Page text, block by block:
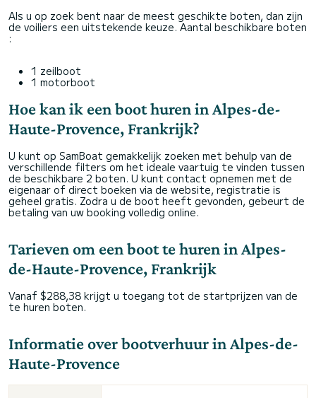
Als u op zoek bent naar de meest geschikte boten, dan zijn
de voiliers een uitstekende keuze. Aantal beschikbare boten
:
1 zeilboot
1 motorboot
Hoe kan ik een boot huren in Alpes-de-
Haute-Provence, Frankrijk?
U kunt op SamBoat gemakkelijk zoeken met behulp van de
verschillende filters om het ideale vaartuig te vinden tussen
de beschikbare 2 boten. U kunt contact opnemen met de
eigenaar of direct boeken via de website, registratie is
geheel gratis. Zodra u de boot heeft gevonden, gebeurt de
betaling van uw booking volledig online.
Tarieven om een boot te huren in Alpes-
de-Haute-Provence, Frankrijk
Vanaf $288,38 krijgt u toegang tot de startprijzen van de
te huren boten.
Informatie over bootverhuur in Alpes-de-
Haute-Provence